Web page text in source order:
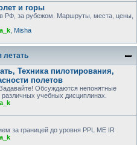
и горы
в РФ, за рубежом. Маршруты, места, цены,
Misha
летать
Техника пилотирования,
полетов
Обсуждаются непонятные
учебных дисциплинах.
за границей до уровня PPL ME IR